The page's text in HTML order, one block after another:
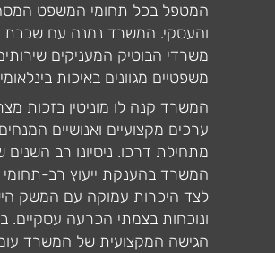
המטפל בכל תחומי המשפט
והעסקי. המשרד נמנה עם שכבת
משרדי הבוטיק המעניקים
משפטיים מגוונים באיכות
המשרד קנה לו מוניטין בזכות
ערכים מקצועיים ואנושיים
מתחילת דרכו. ניסיונו רב השנים
המשרד בהענקת ייעוץ רב-תחומי
לצד היכרות עמוקה עם המשק
ונוכחות בצמתי הכרעה עסקיים.
הגישה המקצועית של המשרד